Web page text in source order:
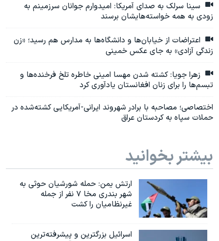
سینا سرلک به صدای آمریکا: امیدوارم جوانان سرزمینم به
زودی به همه خواسته‌هایشان برسند
اعتراضات از خیابان‌ها و دانشگاه‌ها به مدارس هم رسید؛ «زن
زندگی آزادی» به جای عکس خمینی
زهرا جویا: کشته شدن مهسا امینی خاطره تلخ فرخنده‌ها و
تبسم‌ها را برای زنان افغانستان یادآوری کرد
اختصاصی؛ مصاحبه با برادر شهروند ایرانی-آمریکایی کشته‌شده در
حملات سپاه به کردستان عراق
بیشتر بخوانید
ارتش یمن: حمله شورشیان حوثی به
شهر بندری مخا ۷ نفر از جمله
غیرنظامیان را کشت
اسرائيل بزرگترین و پیشرفته‌ترین